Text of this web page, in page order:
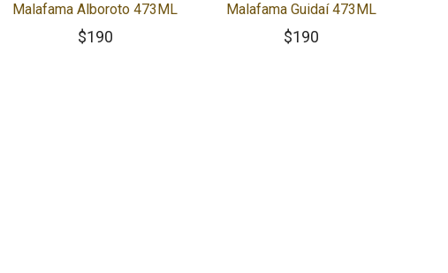
Malafama Alboroto 473ML
$190
Malafama Guidaí 473ML
$190